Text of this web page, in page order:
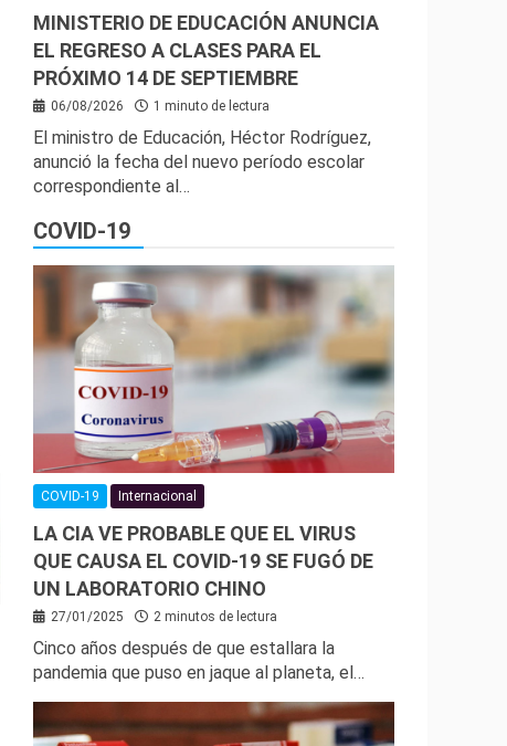
MINISTERIO DE EDUCACIÓN ANUNCIA
EL REGRESO A CLASES PARA EL
PRÓXIMO 14 DE SEPTIEMBRE
06/08/2026 1 minuto de lectura
El ministro de Educación, Héctor Rodríguez,
anunció la fecha del nuevo período escolar
correspondiente al…
COVID-19
COVID-19 Internacional
LA CIA VE PROBABLE QUE EL VIRUS
QUE CAUSA EL COVID-19 SE FUGÓ DE
UN LABORATORIO CHINO
27/01/2025 2 minutos de lectura
Cinco años después de que estallara la
pandemia que puso en jaque al planeta, el…